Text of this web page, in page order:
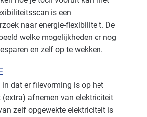
is een
naar energie-flexibiliteit. De
welke mogelijkheden er nog
en zelf op te wekken.
dat er filevorming is op het
(extra) afnemen van elektriciteit
zelf opgewekte elektriciteit is